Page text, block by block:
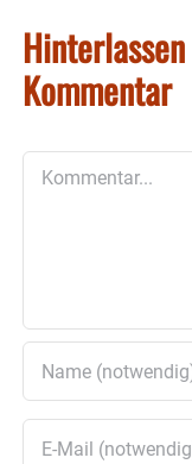
Kommentar